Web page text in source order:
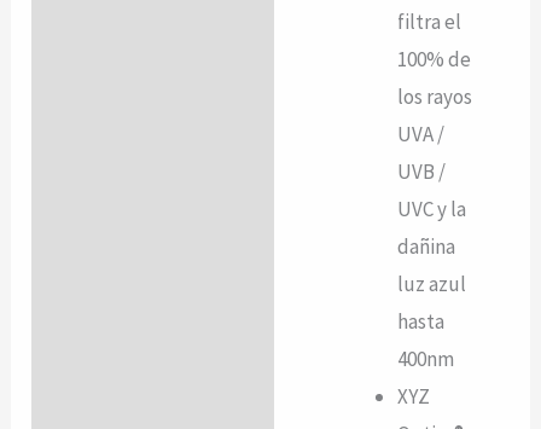
filtra el
100% de
los rayos
UVA /
UVB /
UVC y la
dañina
luz azul
hasta
400nm
XYZ